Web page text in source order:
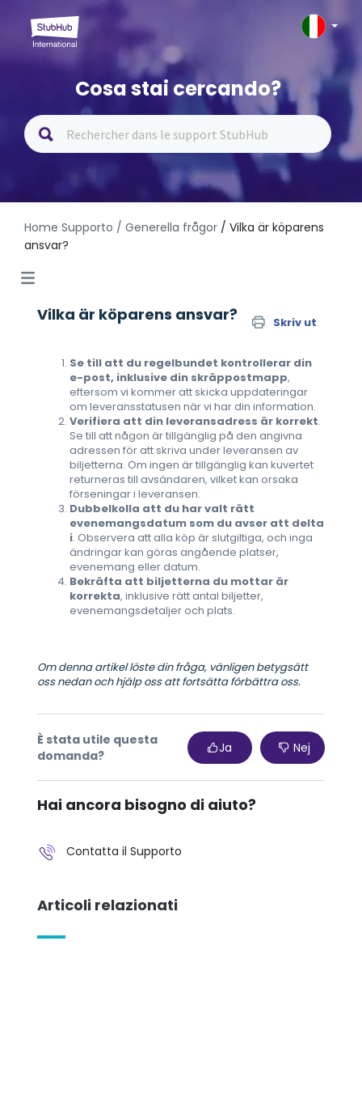
Cosa stai cercando?
Home Supporto / Generella frågor / Vilka är köparens
ansvar?
Vilka är köparens ansvar? Skriv ut
Se till att du regelbundet kontrollerar din
e-post, inklusive din skräppostmapp,
eftersom vi kommer att skicka uppdateringar
om leveransstatusen när vi har din information.
Verifiera att din leveransadress är korrekt.
Se till att någon är tillgänglig på den angivna
adressen för att skriva under leveransen av
biljetterna. Om ingen är tillgänglig kan kuvertet
returneras till avsändaren, vilket kan orsaka
förseningar i leveransen.
Dubbelkolla att du har valt rätt
evenemangsdatum som du avser att delta
i. Observera att alla köp är slutgiltiga, och inga
ändringar kan göras angående platser,
evenemang eller datum.
Bekräfta att biljetterna du mottar är
korrekta, inklusive rätt antal biljetter,
evenemangsdetaljer och plats.
Om denna artikel löste din fråga, vänligen betygsätt
oss nedan och hjälp oss att fortsätta förbättra oss.
È stata utile questa
domanda?
Ja Nej
Hai ancora bisogno di aiuto?
Contatta il Supporto
Articoli relazionati